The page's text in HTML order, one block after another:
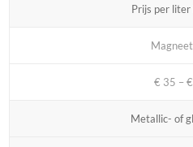
Prijs per
€ 35 –
Metallic- of